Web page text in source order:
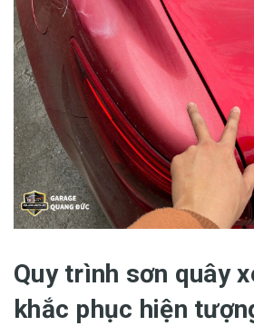
Quy trình sơn quây
khắc phục hiện